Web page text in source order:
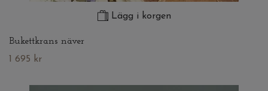
Lägg i korgen
Bukettkrans näver
1 695 kr